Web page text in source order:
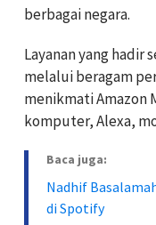
berbagai negara.
Layanan yang hadir
melalui beragam
menikmati Amazon
komputer, Alexa,
Baca juga:
Nadhif
di Spotify